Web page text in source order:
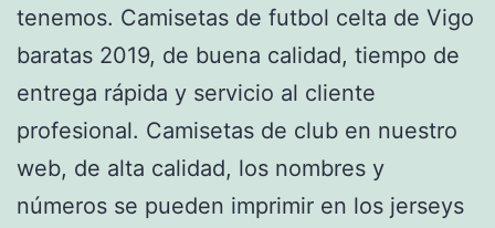
tenemos. Camisetas de futbol celta de Vigo
baratas 2019, de buena calidad, tiempo de
entrega rápida y servicio al cliente
profesional. Camisetas de club en nuestro
web, de alta calidad, los nombres y
números se pueden imprimir en los jerseys